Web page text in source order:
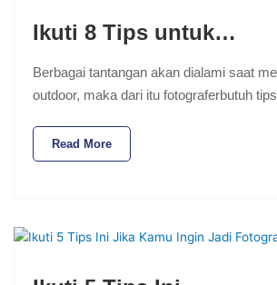
Ikuti 8 Tips untuk…
Berbagai tantangan akan dialami saat
outdoor, maka dari itu fotograferbutuh
Read More